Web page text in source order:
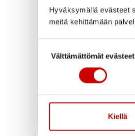
Hyväksymällä evästeet
meitä kehittämään
Välttämättömät evästeet
Kiellä
Yleisimpiä ovat
salpaantuminen (
Opioidit